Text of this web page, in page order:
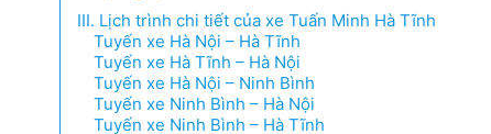
III. Lịch trình chi tiết của xe Tuấn Minh Hà Tĩnh
Tuyến xe Hà Nội – Hà Tĩnh
Tuyến xe Hà Tĩnh – Hà Nội
Tuyến xe Hà Nội – Ninh Bình
Tuyến xe Ninh Bình – Hà Nội
Tuyến xe Ninh Bình – Hà Tĩnh